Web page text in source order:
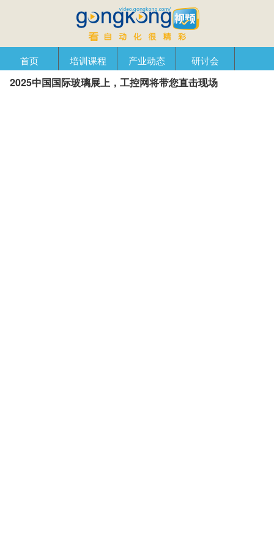
首页 培训课程 产业动态
研讨会
产品在线
自动化播客 创新管理 企业视窗
2025中国国际玻璃展上，工控网将带您直击现场